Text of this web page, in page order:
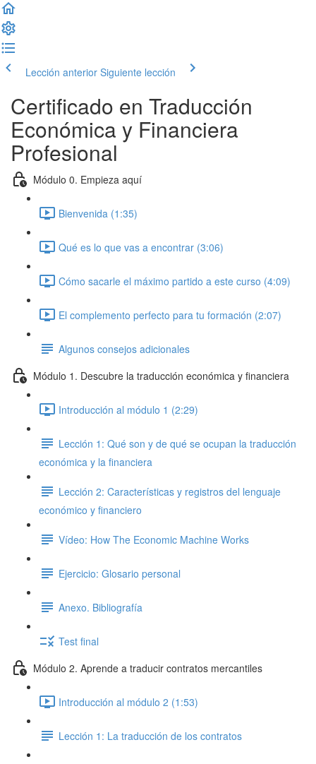
Lección anterior Siguiente lección
Certificado en Traducción
Económica y Financiera
Profesional
Módulo 0. Empieza aquí
Bienvenida (1:35)
Qué es lo que vas a encontrar (3:06)
Cómo sacarle el máximo partido a este curso (4:09)
El complemento perfecto para tu formación (2:07)
Algunos consejos adicionales
Módulo 1. Descubre la traducción económica y financiera
Introducción al módulo 1 (2:29)
Lección 1: Qué son y de qué se ocupan la traducción
económica y la financiera
Lección 2: Características y registros del lenguaje
económico y financiero
Vídeo: How The Economic Machine Works
Ejercicio: Glosario personal
Anexo. Bibliografía
Test final
Módulo 2. Aprende a traducir contratos mercantiles
Introducción al módulo 2 (1:53)
Lección 1: La traducción de los contratos